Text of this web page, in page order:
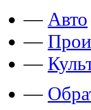
— Авто
—
—
—